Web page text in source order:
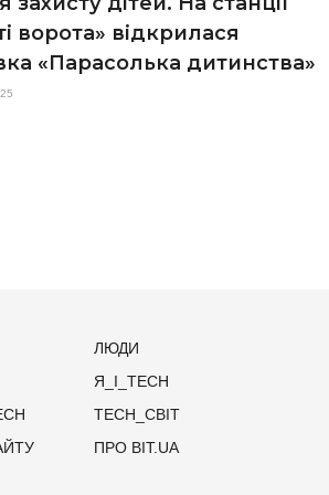
ворота» відкрилася
«Парасолька дитинства»
ЛЮДИ
Я_І_TECH
TECH_СВІТ
ПРО BIT.UA